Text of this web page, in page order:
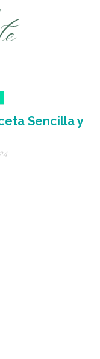
Sencilla y